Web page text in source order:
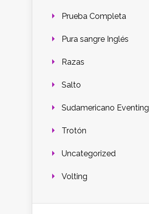
Prueba Completa
Pura sangre Inglés
Razas
Salto
Sudamericano Eventing
Trotón
Uncategorized
Volting